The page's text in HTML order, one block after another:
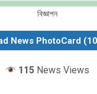
বিজ্ঞাপন
News PhotoCard
115 News Views